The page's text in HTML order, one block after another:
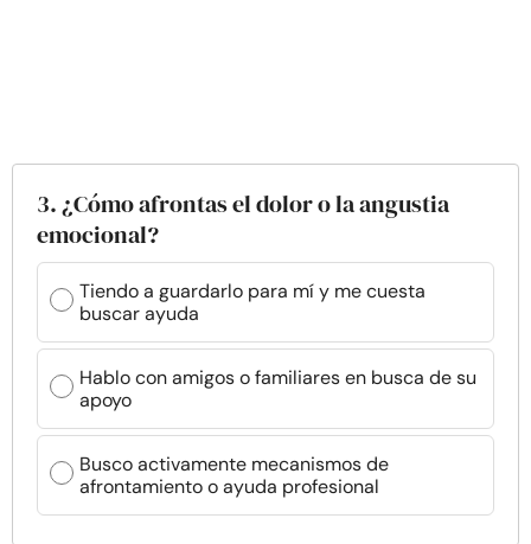
3. ¿Cómo afrontas el dolor o la angustia
emocional?
Tiendo a guardarlo para mí y me cuesta
buscar ayuda
Hablo con amigos o familiares en busca de su
apoyo
Busco activamente mecanismos de
afrontamiento o ayuda profesional